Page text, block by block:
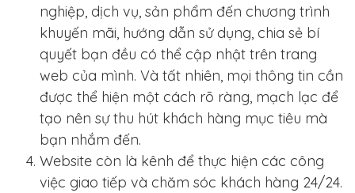
nghiệp, dịch vụ, sản phẩm đến chương trình
khuyến mãi, hướng dẫn sử dụng, chia sẻ bí
quyết bạn đều có thể cập nhật trên trang
web của mình. Và tất nhiên, mọi thông tin cần
được thể hiện một cách rõ ràng, mạch lạc để
tạo nên sự thu hút khách hàng mục tiêu mà
bạn nhắm đến.
Website còn là kênh để thực hiện các công
việc giao tiếp và chăm sóc khách hàng 24/24.